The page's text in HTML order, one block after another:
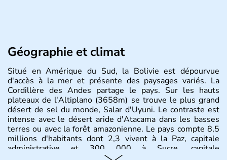
Géographie et climat
Situé en Amérique du Sud, la Bolivie est dépourvue
d'accès à la mer et présente des paysages variés. La
Cordillère des Andes partage le pays. Sur les hauts
plateaux de l'Altiplano (3658m) se trouve le plus grand
désert de sel du monde, Salar d'Uyuni. Le contraste est
intense avec le désert aride d'Atacama dans les basses
terres ou avec la forêt amazonienne. Le pays compte 8,5
millions d'habitants dont 2,3 vivent à la Paz, capitale
administrative et 300 000 à Sucre, capitale